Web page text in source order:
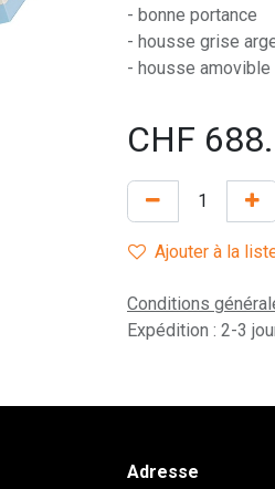
- bonne portance
- housse grise
- housse amovible
CHF
Ajouter à la
Conditions
Expédition : 2-3
Adresse